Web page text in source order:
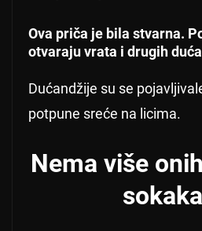
Ova priča je bila stvarna.
otvaraju vrata i drugih
Dućandžije su se
potpune sreće na licima.
Nema više
sokaka